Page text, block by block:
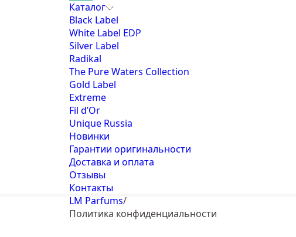
Каталог
Black Label
White Label EDP
Silver Label
Radikal
The Pure Waters Collection
Gold Label
Extreme
Fil d’Or
Unique Russia
Новинки
Гарантии оригинальности
Доставка и оплата
Отзывы
Контакты
LM Parfums/
Политика конфиденциальности